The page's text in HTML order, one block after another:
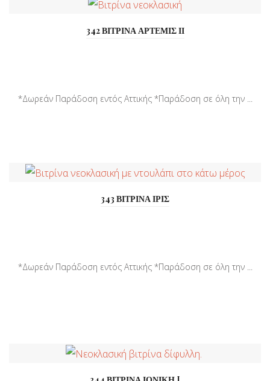
342 ΒΙΤΡΙΝΑ ΑΡΤΕΜΙΣ ΙΙ
*Δωρεάν Παράδοση εντός Αττικής *Παράδοση σε όλη την ...
343 ΒΙΤΡΙΝΑ ΙΡΙΣ
*Δωρεάν Παράδοση εντός Αττικής *Παράδοση σε όλη την ...